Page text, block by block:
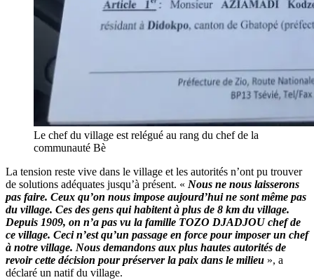
Le chef du village est relégué au rang du chef de la
communauté Bè
La tension reste vive dans le village et les autorités n’ont pu trouver
de solutions adéquates jusqu’à présent. « Nous ne nous laisserons
pas faire. Ceux qu’on nous impose aujourd’hui ne sont même pas
du village. Ces des gens qui habitent à plus de 8 km du village.
Depuis 1909, on n’a pas vu la famille TOZO DJADJOU chef de
ce village. Ceci n’est qu’un passage en force pour imposer un chef
à notre village. Nous demandons aux plus hautes autorités de
revoir cette décision pour préserver la paix dans le milieu », a
déclaré un natif du village.